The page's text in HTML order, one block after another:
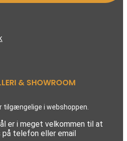
& SHOWROOM
tilgængelige i webshoppen.
er i meget velkommen til at
telefon eller email